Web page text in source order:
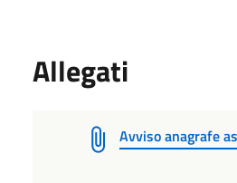
Allegati
Avviso anagrafe